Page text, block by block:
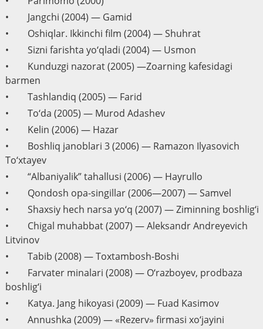
• Jangchi (2004) — Gamid
• Oshiqlar. Ikkinchi film (2004) — Shuhrat
• Sizni farishta yo‘qladi (2004) — Usmon
• Kunduzgi nazorat (2005) —Zoarning kafesidagi
barmen
• Tashlandiq (2005) — Farid
• To‘da (2005) — Murod Adashev
• Kelin (2006) — Hazar
• Boshliq janoblari 3 (2006) — Ramazon Ilyasovich
To‘xtayev
• “Albaniyalik” tahallusi (2006) — Hayrullo
• Qondosh opa-singillar (2006—2007) — Samvel
• Shaxsiy hech narsa yo‘q (2007) — Ziminning boshlig‘i
• Chigal muhabbat (2007) — Aleksandr Andreyevich
Litvinov
• Tabib (2008) — Toxtambosh-Boshi
• Farvater minalari (2008) — O‘razboyev, prodbaza
boshlig‘i
• Katya. Jang hikoyasi (2009) — Fuad Kasimov
• Annushka (2009) — «Rezerv» firmasi xo‘jayini